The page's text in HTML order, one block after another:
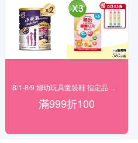
滿999折100